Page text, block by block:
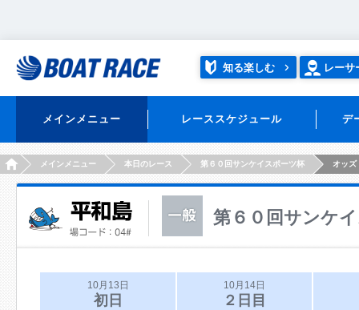
知る楽しむ レーサ
メインメニュー レーススケジュール デ
HOMEメインメニュー 本日のレース 第６０回サンケイスポーツ杯 オッズ
第６０回サンケ
10月13日
初日
10月14日
２日目